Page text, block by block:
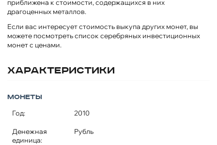
приближена к стоимости, содержащихся в них
драгоценных металлов.
Если вас интересует стоимость выкупа других монет, вы
можете посмотретьсписок серебряных инвестиционных
монетс ценами.
Характеристики
Монеты
Год: 2010
Денежная
единица:
Рубль